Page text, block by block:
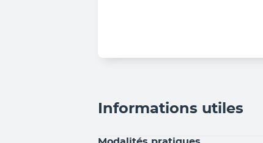
Informations utiles